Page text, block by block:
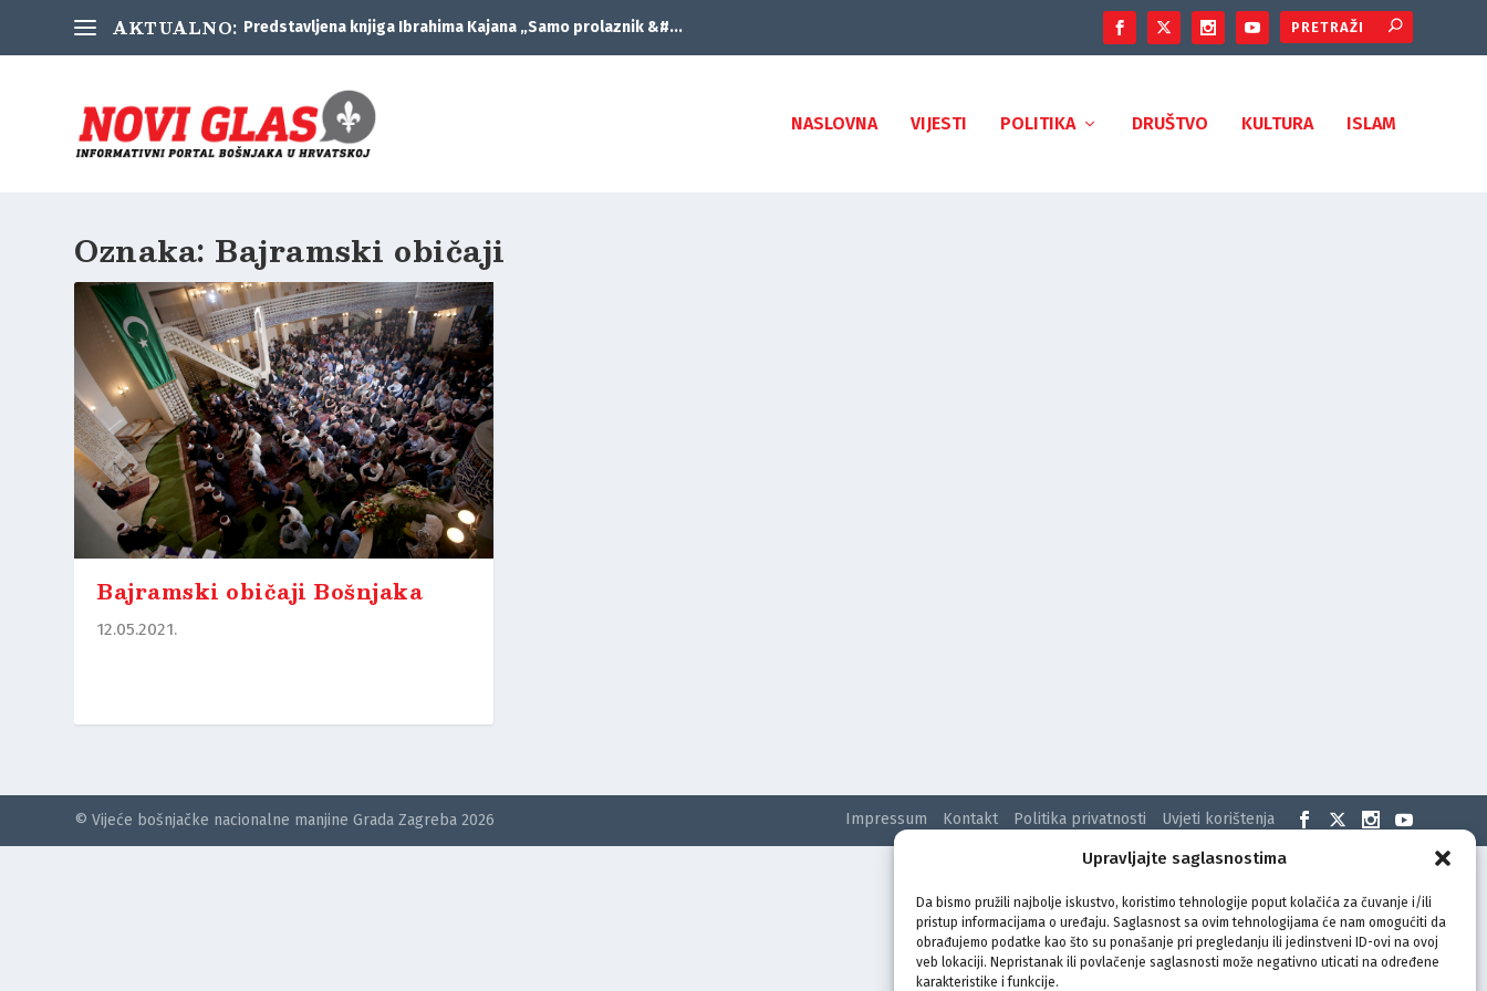
Upravljajte saglasnostima
Da bismo pružili najbolje iskustvo, koristimo tehnologije poput kolačića za čuvanje i/ili
pristup informacijama o uređaju. Saglasnost sa ovim tehnologijama će nam omogućiti da
obrađujemo podatke kao što su ponašanje pri pregledanju ili jedinstveni ID-ovi na ovoj
veb lokaciji. Nepristanak ili povlačenje saglasnosti može negativno uticati na određene
karakteristike i funkcije.
AKTUALNO: Predstavljena knjiga Ibrahima Kajana „Samo prolaznik &#...
NASLOVNA VIJESTI POLITIKA DRUŠTVO KULTURA ISLAM
Oznaka: Bajramski običaji
Bajramski običaji Bošnjaka
12.05.2021.
© Vijeće bošnjačke nacionalne manjine Grada Zagreba 2026 Impressum Kontakt Politika privatnosti Uvjeti korištenja